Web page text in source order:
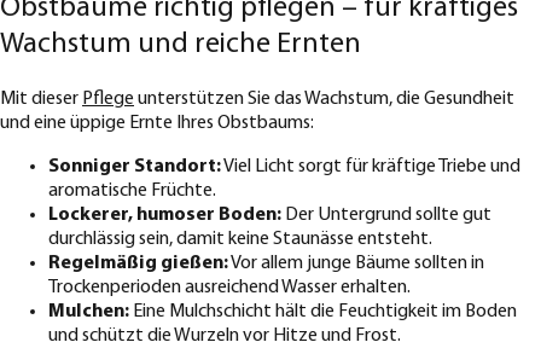
Obstbäume richtig pflegen – für kräftiges
Wachstum und reiche Ernten
Mit dieser Pflege unterstützen Sie das Wachstum, die Gesundheit
und eine üppige Ernte Ihres Obstbaums:
Sonniger Standort:Viel Licht sorgt für kräftige Triebe und
aromatische Früchte.
Lockerer, humoser Boden: Der Untergrund sollte gut
durchlässig sein, damit keine Staunässe entsteht.
Regelmäßig gießen:Vor allem junge Bäume sollten in
Trockenperioden ausreichend Wasser erhalten.
Mulchen: Eine Mulchschicht hält die Feuchtigkeit im Boden
und schützt die Wurzeln vor Hitze und Frost.